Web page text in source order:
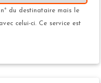
du destinataire mais le
celui-ci. Ce service est